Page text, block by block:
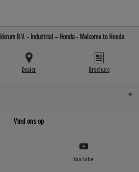
B.V. - Industrial – Honda - Welcome to Honda
Dealer Brochure
Vind ons op
YouTube